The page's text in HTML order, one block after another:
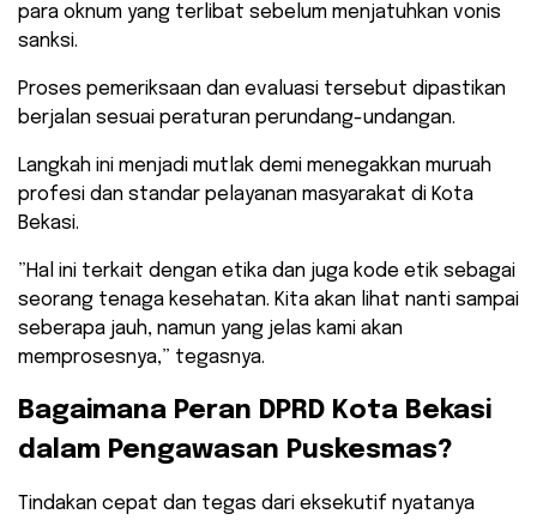
para oknum yang terlibat sebelum menjatuhkan vonis
sanksi.
Proses pemeriksaan dan evaluasi tersebut dipastikan
berjalan sesuai peraturan perundang-undangan.
​Langkah ini menjadi mutlak demi menegakkan muruah
profesi dan standar pelayanan masyarakat di Kota
Bekasi.
​”Hal ini terkait dengan etika dan juga kode etik sebagai
seorang tenaga kesehatan. Kita akan lihat nanti sampai
seberapa jauh, namun yang jelas kami akan
memprosesnya,” tegasnya.
​Bagaimana Peran DPRD Kota Bekasi
dalam Pengawasan Puskesmas?
​Tindakan cepat dan tegas dari eksekutif nyatanya